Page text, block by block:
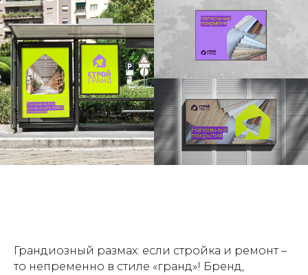
Грандиозный размах: если стройка и ремонт –
то непременно в стиле «гранд»! Бренд,